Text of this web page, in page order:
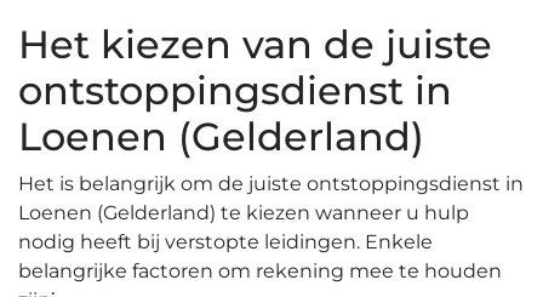
Het kiezen van de juiste
ontstoppingsdienst in
Loenen (Gelderland)
Het is belangrijk om de juiste ontstoppingsdienst in
Loenen (Gelderland) te kiezen wanneer u hulp
nodig heeft bij verstopte leidingen. Enkele
belangrijke factoren om rekening mee te houden